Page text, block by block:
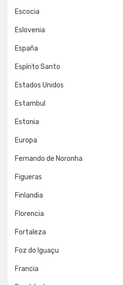
Escocia
Eslovenia
España
Espírito Santo
Estados Unidos
Estambul
Estonia
Europa
Fernando de Noronha
Figueras
Finlandia
Florencia
Fortaleza
Foz do Iguaçu
Francia